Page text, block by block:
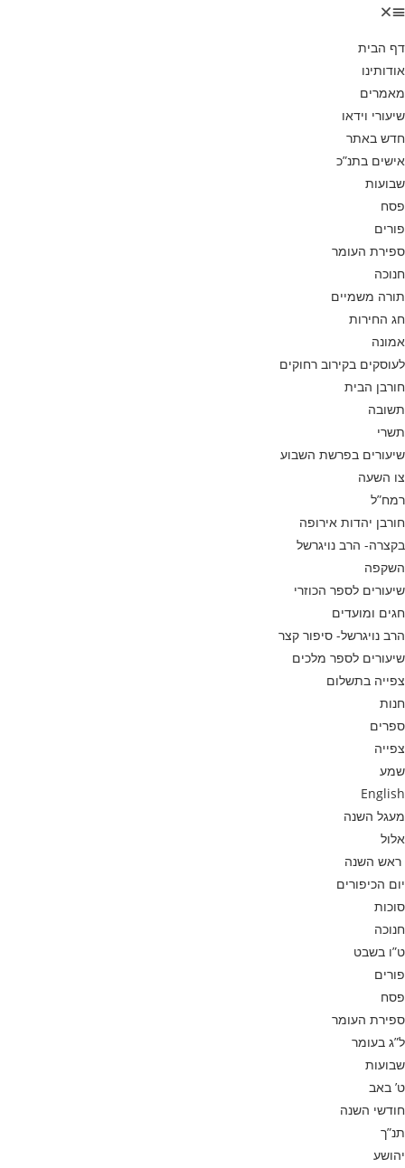
דף הבית
אודותינו
מאמרים
שיעורי וידאו
חדש באתר
אישים בתנ”כ
שבועות
פסח
פורים
ספירת העומר
חנוכה
תורה משמיים
חג החירות
אמונה
לעוסקים בקירוב רחוקים
חורבן הבית
תשובה
תשרי
שיעורים בפרשת השבוע
צו השעה
רמח”ל
חורבן יהדות אירופה
בקצרה- הרב נויגרשל
השקפה
שיעורים לספר הכוזרי
חגים ומועדים
הרב נויגרשל- סיפור קצר
שיעורים לספר מלכים
צפייה בתשלום
חנות
ספרים
צפייה
שמע
English
מעגל השנה
אלול
ראש השנה
יום הכיפורים
סוכות
חנוכה
ט”ו בשבט
פורים
פסח
ספירת העומר
ל”ג בעומר
שבועות
ט’ באב
חודשי השנה
תנ”ך
יהושע